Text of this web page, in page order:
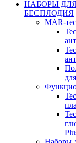
НАБОРЫ
БЕСПЛОДИЯ
MAR-